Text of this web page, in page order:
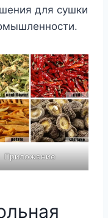
для сушки
Приложение